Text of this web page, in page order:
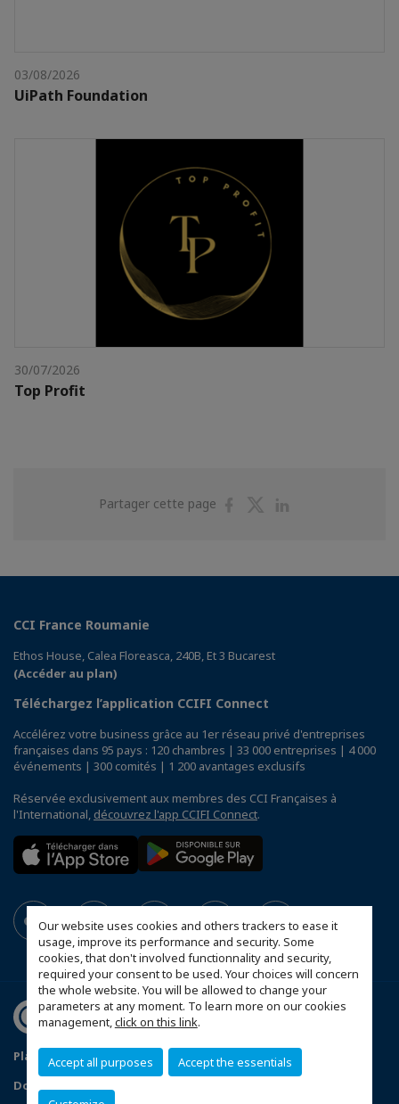
Our website uses cookies and others trackers to ease it
usage, improve its performance and security. Some
cookies, that don't involved functionnality and security,
required your consent to be used. Your choices will concern
the whole website. You will be allowed to change your
parameters at any moment. To learn more on our cookies
management,click on this link.
Accept all purposes Accept the essentials
03/08/2026
UiPath Foundation
30/07/2026
Top Profit
Partager cette page
PartagerPartager
CCI France Roumanie
Ethos House, Calea Floreasca, 240B, Et 3 Bucarest
(Accéder au plan)
Téléchargez l’application CCIFI Connect
Accélérez votre business grâce au 1er réseau privé d'entreprises
françaises dans 95 pays : 120 chambres | 33 000 entreprises | 4 000
événements | 300 comités | 1 200 avantages exclusifs
Réservée exclusivement aux membres des CCI Françaises à
l'International, découvrez l'app CCIFI Connect.
Plan du site Statut CCIFER
Mentions légales
Données personnelles